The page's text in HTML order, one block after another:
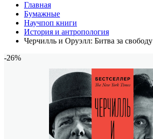
Главная
Бумажные
Научпоп книги
История и антропология
Черчилль и Оруэлл: Битва за свободу
-26%